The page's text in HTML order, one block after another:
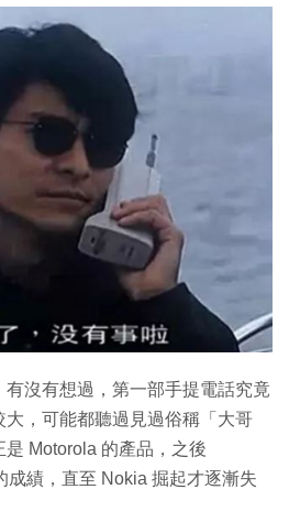
沒有想過，第一部手提電話究竟
，可能都聽過見過俗稱「大哥
Motorola 的產品，之後
成績，直至 Nokia 掘起才逐漸失